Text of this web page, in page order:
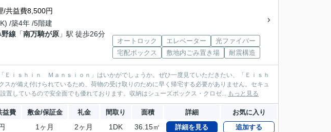
/共益費8,500円
/築4年 /5階建
野線 「南万騎が原 」駅 徒歩26分
オートロック エレベーター
光ファイバー
宅配ボックス
敷地内ごみ置き場 耐震構造
Ｅｉｓｈｉｎ Ｍａｎｓｉｏｎ」はいかがでしょうか。ぜひ一度見ていただきたい、「Ｅｉｓｈ
が備え付けられているため、荷物の受け取りのために早く帰宅する必要がありません。セキュ
置しているので安全面でも優れております。収納はシューズボックス・クロゼ... もっと見る
益費 敷金/保証金 礼金 間取り 面積 詳細 お気に入り
1ヶ月 2ヶ月 1DK 36.15㎡ 詳細を見る 追加する